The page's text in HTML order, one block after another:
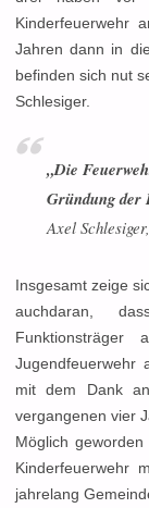
Kinderfeuerwehr
Jahren dann in
befinden sich nut
Schlesiger.
„Die
Gründung der
Axel
Insgesamt zeige
auchdaran,
Jugendfeuerwehr
mit dem Dank
vergangenen vier
Möglich
Kinderfeuerwehr
jahrelang